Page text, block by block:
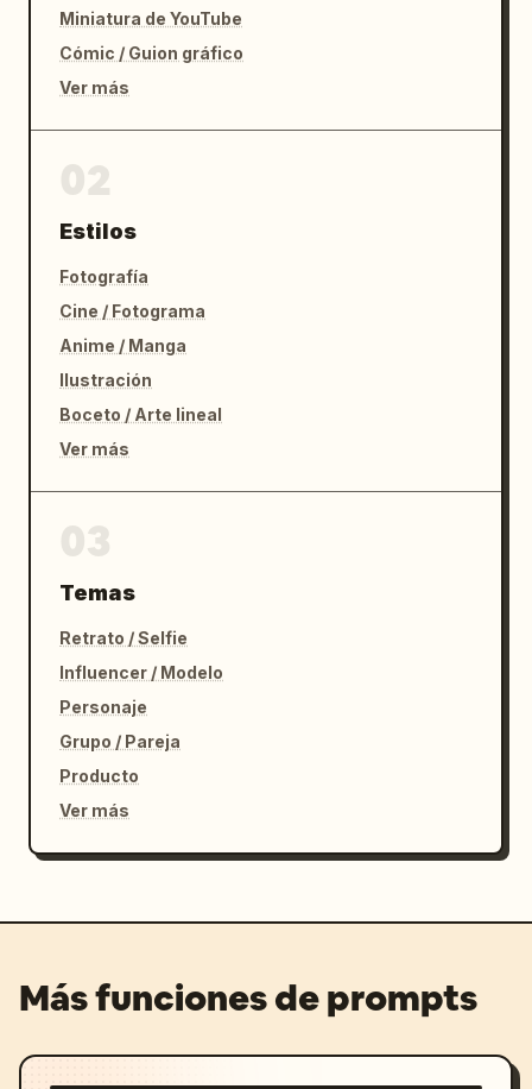
Miniatura de YouTube
Cómic / Guion gráfico
Ver más
Estilos
Fotografía
Cine / Fotograma
Anime / Manga
Ilustración
Boceto / Arte lineal
Ver más
Temas
Retrato / Selfie
Influencer / Modelo
Personaje
Grupo / Pareja
Producto
Ver más
Más funciones de prompts